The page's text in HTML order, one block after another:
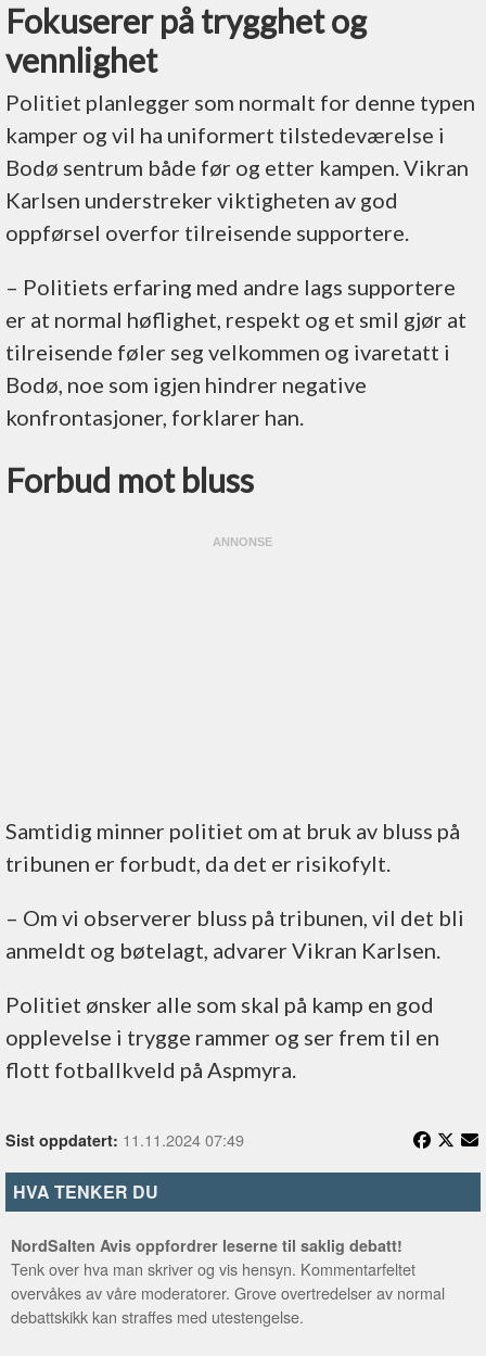
Fokuserer på trygghet og
vennlighet
Politiet planlegger som normalt for denne typen
kamper og vil ha uniformert tilstedeværelse i
Bodø sentrum både før og etter kampen. Vikran
Karlsen understreker viktigheten av god
oppførsel overfor tilreisende supportere.
– Politiets erfaring med andre lags supportere
er at normal høflighet, respekt og et smil gjør at
tilreisende føler seg velkommen og ivaretatt i
Bodø, noe som igjen hindrer negative
konfrontasjoner, forklarer han.
Forbud mot bluss
Samtidig minner politiet om at bruk av bluss på
tribunen er forbudt, da det er risikofylt.
– Om vi observerer bluss på tribunen, vil det bli
anmeldt og bøtelagt, advarer Vikran Karlsen.
Politiet ønsker alle som skal på kamp en god
opplevelse i trygge rammer og ser frem til en
flott fotballkveld på Aspmyra.
Sist oppdatert: 11.11.2024 07:49
HVA TENKER DU
NordSalten Avis oppfordrer leserne til saklig debatt!
Tenk over hva man skriver og vis hensyn. Kommentarfeltet
overvåkes av våre moderatorer. Grove overtredelser av normal
debattskikk kan straffes med utestengelse.